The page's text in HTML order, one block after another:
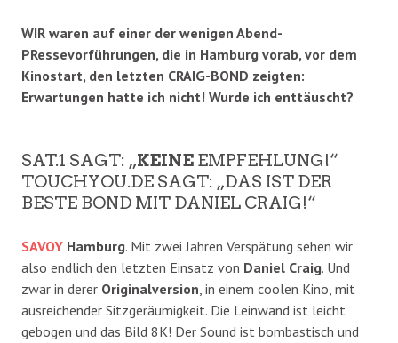
WIR waren auf einer der wenigen Abend-
PRessevorführungen, die in Hamburg vorab, vor dem
Kinostart, den letzten CRAIG-BOND zeigten:
Erwartungen hatte ich nicht! Wurde ich enttäuscht?
SAT.1 SAGT: „KEINE EMPFEHLUNG!“
TOUCHYOU.DE SAGT: „DAS IST DER
BESTE BOND MIT DANIEL CRAIG!“
SAVOY Hamburg. Mit zwei Jahren Verspätung sehen wir
also endlich den letzten Einsatz von Daniel Craig. Und
zwar in derer Originalversion , in einem coolen Kino, mit
ausreichender Sitzgeräumigkeit. Die Leinwand ist leicht
gebogen und das Bild 8K! Der Sound ist bombastisch und